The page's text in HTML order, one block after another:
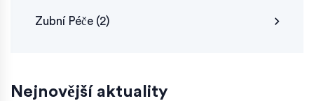
Zubní Péče (2)
Nejnovější aktuality